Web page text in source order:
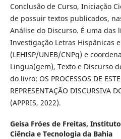
Conclusão de Curso, Iniciação
de possuir textos publicados,
Análise do Discurso. É uma das
Investigação Letras Hispânicas
(LEHISP/UNEB/CNPq) e
Lingua(gem), Texto e Discurso
do livro: OS PROCESSOS DE
REPRESENTAÇÃO DISCURSIVA
(APPRIS, 2022).
Geisa Fróes de Freitas, Instituto
Ciência e Tecnologia da Bahia